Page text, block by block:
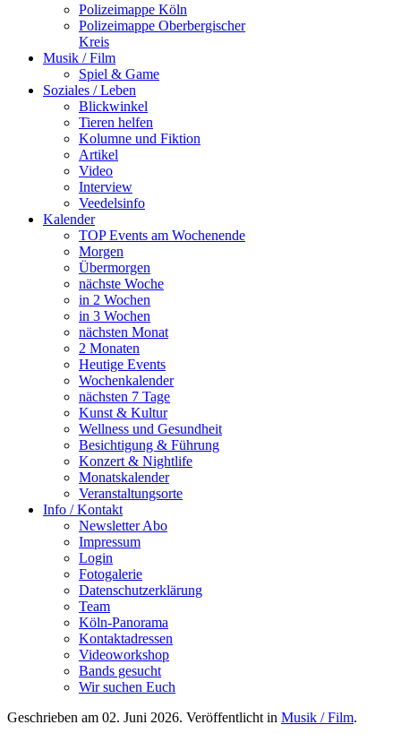
Polizeimappe Köln
Polizeimappe Oberbergischer
Kreis
Musik / Film
Spiel & Game
Soziales / Leben
Blickwinkel
Tieren helfen
Kolumne und Fiktion
Artikel
Video
Interview
Veedelsinfo
Kalender
TOP Events am Wochenende
Morgen
Übermorgen
nächste Woche
in 2 Wochen
in 3 Wochen
nächsten Monat
2 Monaten
Heutige Events
Wochenkalender
nächsten 7 Tage
Kunst & Kultur
Wellness und Gesundheit
Besichtigung & Führung
Konzert & Nightlife
Monatskalender
Veranstaltungsorte
Info / Kontakt
Newsletter Abo
Impressum
Login
Fotogalerie
Datenschutzerklärung
Team
Köln-Panorama
Kontaktadressen
Videoworkshop
Bands gesucht
Wir suchen Euch
Geschrieben am 02. Juni 2026. Veröffentlicht in Musik / Film.